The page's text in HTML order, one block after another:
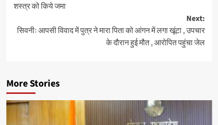
शस्त्र को किये जमा
Next:
सिवनीः आपसी विवाद में पुत्र ने मारा पिता को आंगन में लगा खूंटा , उपचार
के दौरान हुई मौत , आरोपित पहुंचा जेल
More Stories